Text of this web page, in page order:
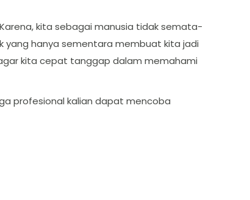
kita sebagai manusia tidak semata-
yang hanya sementara membuat kita jadi
kita cepat tanggap dalam memahami
profesional kalian dapat mencoba